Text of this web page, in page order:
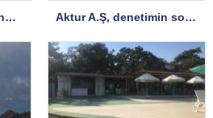
Datça’da korkutan yangın… Aktur A.Ş, denetimin sorularına yanıt verdi, bazı sorulara yanıt istedi